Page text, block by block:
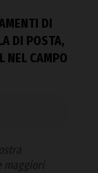
DI
DI POSTA,
NEL CAMPO